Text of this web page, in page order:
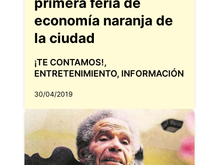
economía naranja de
la ciudad
¡TE CONTAMOS!,
ENTRETENIMIENTO, INFORMACIÓN
30/04/2019